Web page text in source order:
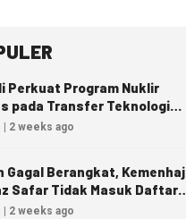
Perkuat Program Nuklir
pada Transfer Teknologi
Energi
| 2 weeks ago
Gagal Berangkat, Kemenhaj
Safar Tidak Masuk Daftar
| 2 weeks ago